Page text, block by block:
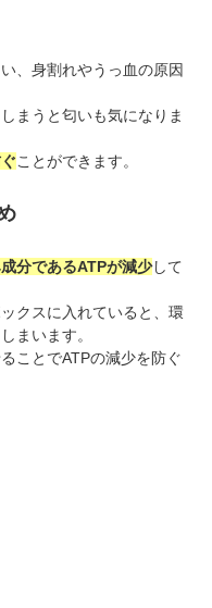
、身割れやうっ血の原因
まうと匂いも気になりま
ことができます。
分であるATPが減少して
クスに入れていると、環
まいます。
ことでATPの減少を防ぐ